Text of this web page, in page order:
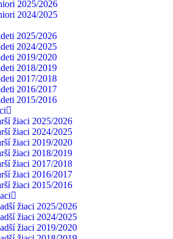
2025/2026
2024/2025
2025/2026
2024/2025
2019/2020
2018/2019
2017/2018
2016/2017
2015/2016
žiaci 2025/2026
žiaci 2024/2025
žiaci 2019/2020
žiaci 2018/2019
žiaci 2017/2018
žiaci 2016/2017
žiaci 2015/2016
žiaci 2025/2026
žiaci 2024/2025
žiaci 2019/2020